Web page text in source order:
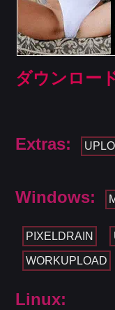
ダウンロー
Extras:
Windows:
PIXELDRAIN
WORKUPLOAD
Linux: